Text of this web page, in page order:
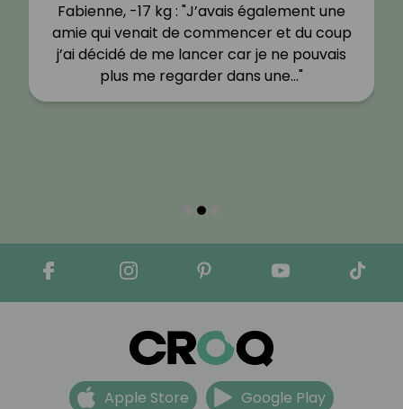
Fabienne, -17 kg : "J’avais également une
amie qui venait de commencer et du coup
j’ai décidé de me lancer car je ne pouvais
plus me regarder dans une…"
Apple Store Google Play